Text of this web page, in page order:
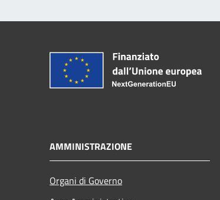
AMMINISTRAZIONE
Organi di Governo